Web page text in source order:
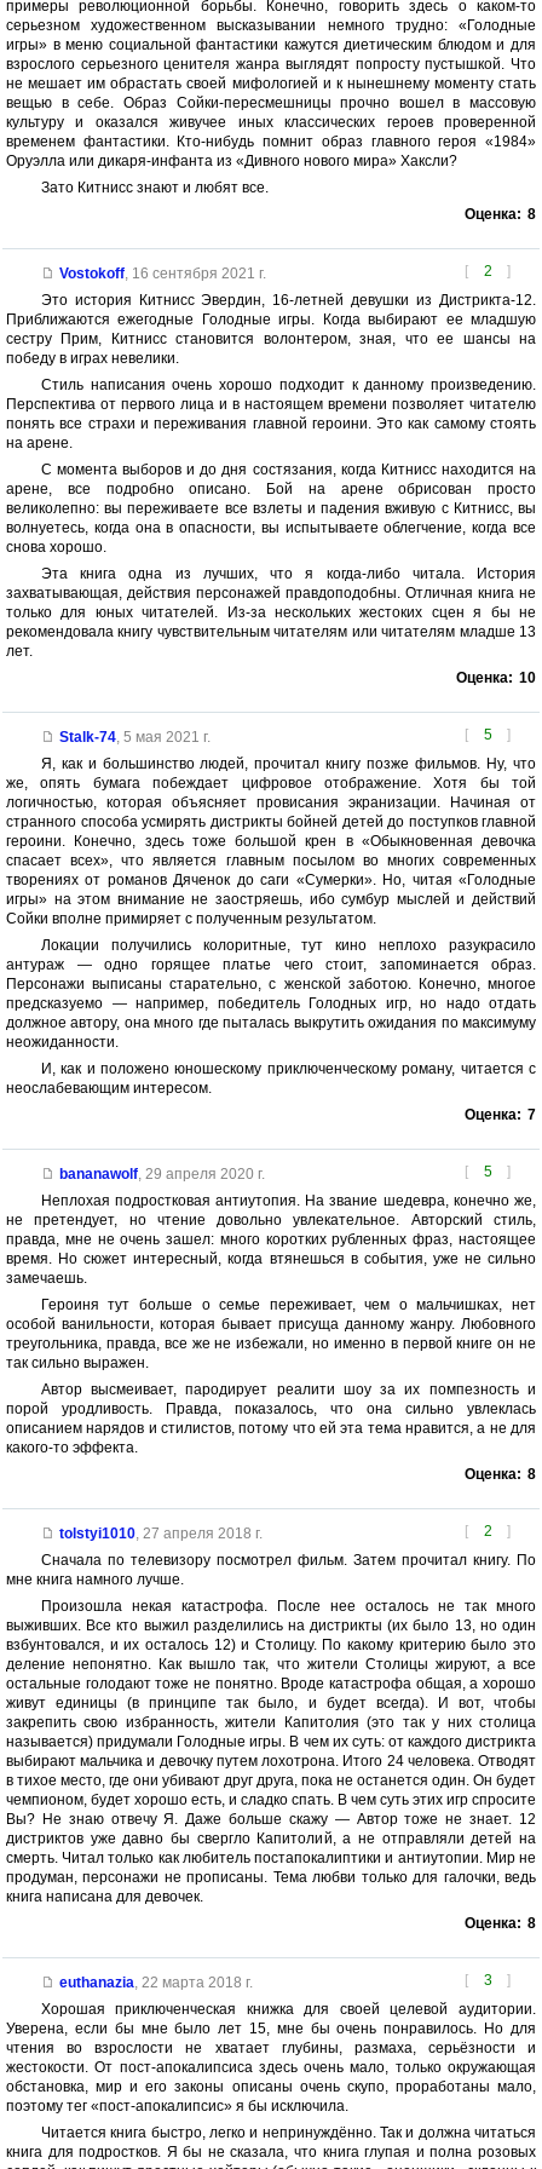
примеры революционной борьбы. Конечно, говорить здесь о каком-то
серьезном художественном высказывании немного трудно: «Голодные
игры» в меню социальной фантастики кажутся диетическим блюдом и для
взрослого серьезного ценителя жанра выглядят попросту пустышкой. Что
не мешает им обрастать своей мифологией и к нынешнему моменту стать
вещью в себе. Образ Сойки-пересмешницы прочно вошел в массовую
культуру и оказался живучее иных классических героев проверенной
временем фантастики. Кто-нибудь помнит образ главного героя «1984»
Оруэлла или дикаря-инфанта из «Дивного нового мира» Хаксли?
Зато Китнисс знают и любят все.
Оценка: 8
[ 2 ]
Vostokoff, 16 сентября 2021 г.
Это история Китнисс Эвердин, 16-летней девушки из Дистрикта-12.
Приближаются ежегодные Голодные игры. Когда выбирают ее младшую
сестру Прим, Китнисс становится волонтером, зная, что ее шансы на
победу в играх невелики.
Стиль написания очень хорошо подходит к данному произведению.
Перспектива от первого лица и в настоящем времени позволяет читателю
понять все страхи и переживания главной героини. Это как самому стоять
на арене.
С момента выборов и до дня состязания, когда Китнисс находится на
арене, все подробно описано. Бой на арене обрисован просто
великолепно: вы переживаете все взлеты и падения вживую с Китнисс, вы
волнуетесь, когда она в опасности, вы испытываете облегчение, когда все
снова хорошо.
Эта книга одна из лучших, что я когда-либо читала. История
захватывающая, действия персонажей правдоподобны. Отличная книга не
только для юных читателей. Из-за нескольких жестоких сцен я бы не
рекомендовала книгу чувствительным читателям или читателям младше 13
лет.
Оценка: 10
[ 5 ]
Stalk-74, 5 мая 2021 г.
Я, как и большинство людей, прочитал книгу позже фильмов. Ну, что
же, опять бумага побеждает цифровое отображение. Хотя бы той
логичностью, которая объясняет провисания экранизации. Начиная от
странного способа усмирять дистрикты бойней детей до поступков главной
героини. Конечно, здесь тоже большой крен в «Обыкновенная девочка
спасает всех», что является главным посылом во многих современных
творениях от романов Дяченок до саги «Сумерки». Но, читая «Голодные
игры» на этом внимание не заостряешь, ибо сумбур мыслей и действий
Сойки вполне примиряет с полученным результатом.
Локации получились колоритные, тут кино неплохо разукрасило
антураж — одно горящее платье чего стоит, запоминается образ.
Персонажи выписаны старательно, с женской заботою. Конечно, многое
предсказуемо — например, победитель Голодных игр, но надо отдать
должное автору, она много где пыталась выкрутить ожидания по максимуму
неожиданности.
И, как и положено юношескому приключенческому роману, читается с
неослабевающим интересом.
Оценка: 7
[ 5 ]
bananawolf, 29 апреля 2020 г.
Неплохая подростковая антиутопия. На звание шедевра, конечно же,
не претендует, но чтение довольно увлекательное. Авторский стиль,
правда, мне не очень зашел: много коротких рубленных фраз, настоящее
время. Но сюжет интересный, когда втянешься в события, уже не сильно
замечаешь.
Героиня тут больше о семье переживает, чем о мальчишках, нет
особой ванильности, которая бывает присуща данному жанру. Любовного
треугольника, правда, все же не избежали, но именно в первой книге он не
так сильно выражен.
Автор высмеивает, пародирует реалити шоу за их помпезность и
порой уродливость. Правда, показалось, что она сильно увлеклась
описанием нарядов и стилистов, потому что ей эта тема нравится, а не для
какого-то эффекта.
Оценка: 8
[ 2 ]
tolstyi1010, 27 апреля 2018 г.
Сначала по телевизору посмотрел фильм. Затем прочитал книгу. По
мне книга намного лучше.
Произошла некая катастрофа. После нее осталось не так много
выживших. Все кто выжил разделились на дистрикты (их было 13, но один
взбунтовался, и их осталось 12) и Столицу. По какому критерию было это
деление непонятно. Как вышло так, что жители Столицы жируют, а все
остальные голодают тоже не понятно. Вроде катастрофа общая, а хорошо
живут единицы (в принципе так было, и будет всегда). И вот, чтобы
закрепить свою избранность, жители Капитолия (это так у них столица
называется) придумали Голодные игры. В чем их суть: от каждого дистрикта
выбирают мальчика и девочку путем лохотрона. Итого 24 человека. Отводят
в тихое место, где они убивают друг друга, пока не останется один. Он будет
чемпионом, будет хорошо есть, и сладко спать. В чем суть этих игр спросите
Вы? Не знаю отвечу Я. Даже больше скажу — Автор тоже не знает. 12
дистриктов уже давно бы свергло Капитолий, а не отправляли детей на
смерть. Читал только как любитель постапокалиптики и антиутопии. Мир не
продуман, персонажи не прописаны. Тема любви только для галочки, ведь
книга написана для девочек.
Оценка: 8
[ 3 ]
euthanazia, 22 марта 2018 г.
Хорошая приключенческая книжка для своей целевой аудитории.
Уверена, если бы мне было лет 15, мне бы очень понравилось. Но для
чтения во взрослости не хватает глубины, размаха, серьёзности и
жестокости. От пост-апокалипсиса здесь очень мало, только окружающая
обстановка, мир и его законы описаны очень скупо, проработаны мало,
поэтому тег «пост-апокалипсис» я бы исключила.
Читается книга быстро, легко и непринуждённо. Так и должна читаться
книга для подростков. Я бы не сказала, что книга глупая и полна розовых